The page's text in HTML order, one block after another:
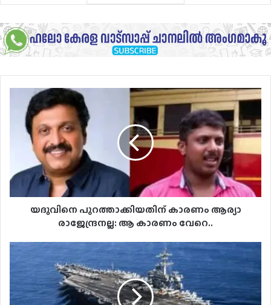
യദുവിനെ
പുറത്താക്കിയതിന്
കാരണം
ആര്യാ
രാജേന്ദ്രനല്ല:
കാരണം
വേറെ..
യദുവിനെ പുറത്താക്കിയതിന് കാരണം ആര്യാ
രാജേന്ദ്രനല്ല: ആ കാരണം വേറെ..
അമേരിക്കയ്ക്ക്
ഇറാന്റെ
തിരിച്ചടി;